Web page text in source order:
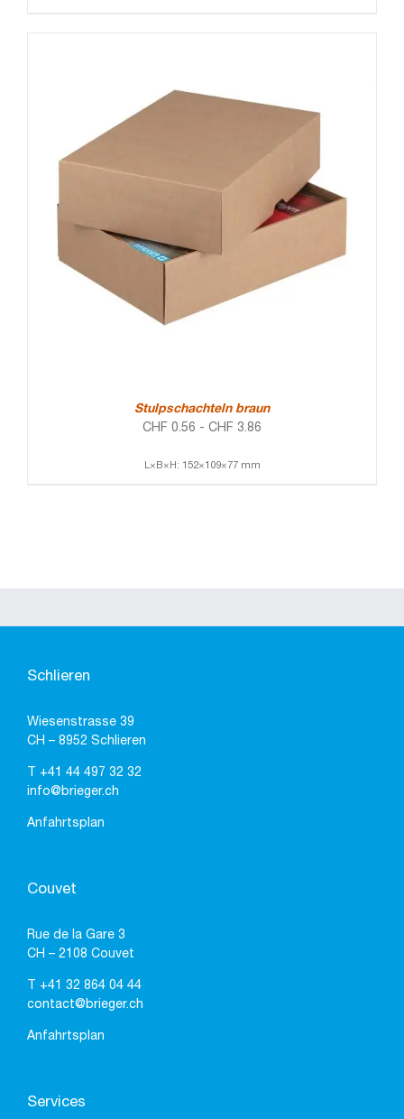
Stulpschachteln braun
CHF 0.56 - CHF 3.86
L×B×H: 152×109×77 mm
Schlieren
Wiesenstrasse 39
CH – 8952 Schlieren
+41 44 497 32 32
info@brieger.ch
Anfahrtsplan
Couvet
Rue de la Gare 3
CH – 2108 Couvet
+41 32 864 04 44
contact@brieger.ch
Anfahrtsplan
Services